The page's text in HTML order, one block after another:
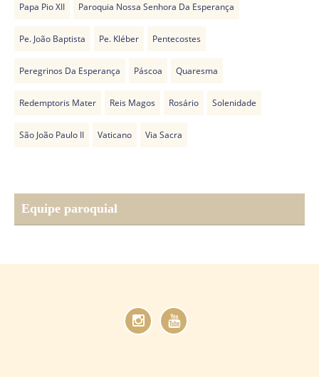
Papa Pio XII Paroquia Nossa Senhora Da Esperança
Pe. João Baptista Pe. Kléber Pentecostes
Peregrinos Da Esperança Páscoa Quaresma
Redemptoris Mater Reis Magos Rosário Solenidade
São João Paulo II Vaticano Via Sacra
Equipe paroquial